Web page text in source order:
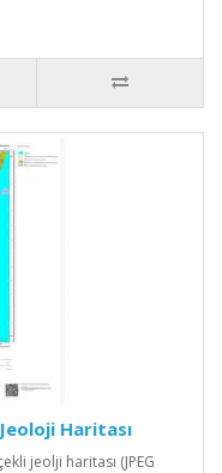
Haritası
jeolji haritası (JPEG